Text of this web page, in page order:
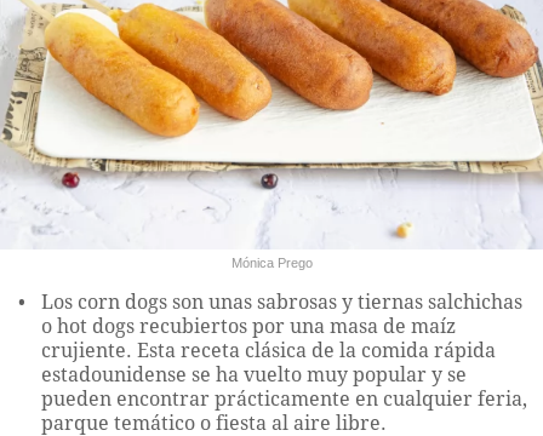
Mónica Prego
Los corn dogs son unas sabrosas y tiernas salchichas
o hot dogs recubiertos por una masa de maíz
crujiente. Esta receta clásica de la comida rápida
estadounidense se ha vuelto muy popular y se
pueden encontrar prácticamente en cualquier feria,
parque temático o fiesta al aire libre.